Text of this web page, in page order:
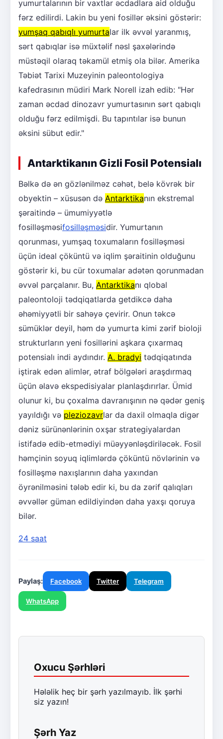
yumurtalarının bir vaxtlar əcdadlara aid olduğu
fərz edilirdi. Lakin bu yeni fosillər əksini göstərir:
yumşaq qabıqlı yumurtalar ilk əvvəl yaranmış,
sərt qabıqlar isə müxtəlif nəsl şaxələrində
müstəqil olaraq təkamül etmiş ola bilər. Amerika
Təbiət Tarixi Muzeyinin paleontologiya
kafedrasının müdiri Mark Norell izah edib: "Hər
zaman əcdad dinozavr yumurtasının sərt qabıqlı
olduğu fərz edilmişdi. Bu tapıntılar isə bunun
əksini sübut edir."
Antarktikanın Gizli Fosil Potensialı
Bəlkə də ən gözlənilməz cəhət, belə kövrək bir
obyektin – xüsusən də Antarktikanın ekstremal
şəraitində – ümumiyyətlə
fosilləşməsifosilləşməsidir. Yumurtanın
qorunması, yumşaq toxumaların fosilləşməsi
üçün ideal çöküntü və iqlim şəraitinin olduğunu
göstərir ki, bu cür toxumalar adətən qorunmadan
əvvəl parçalanır. Bu, Antarktikanı qlobal
paleontoloji tədqiqatlarda getdikcə daha
əhəmiyyətli bir sahəyə çevirir. Onun təkcə
sümüklər deyil, həm də yumurta kimi zərif bioloji
strukturların yeni fosillərini aşkara çıxarmaq
potensialı indi aydındır. A. bradyi tədqiqatında
iştirak edən alimlər, ətraf bölgələri araşdırmaq
üçün əlavə ekspedisiyalar planlaşdırırlar. Ümid
olunur ki, bu çoxalma davranışının nə qədər geniş
yayıldığı və pleziozavrlar da daxil olmaqla digər
dəniz sürünənlərinin oxşar strategiyalardan
istifadə edib-etmədiyi müəyyənləşdiriləcək. Fosil
həmçinin soyuq iqlimlərdə çöküntü növlərinin və
fosilləşmə naxışlarının daha yaxından
öyrənilməsini tələb edir ki, bu da zərif qalıqları
əvvəllər güman edildiyindən daha yaxşı qoruya
bilər.
24 saat
Paylaş: Facebook Twitter Telegram
WhatsApp
Oxucu Şərhləri
Hələlik heç bir şərh yazılmayıb. İlk şərhi
siz yazın!
Şərh Yaz